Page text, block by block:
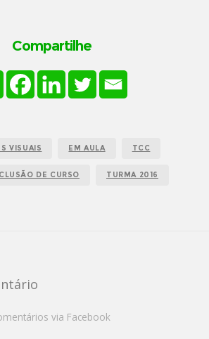
Compartilhe
VISUAIS EM AULA TCC
DE CURSO TURMA 2016
via Facebook